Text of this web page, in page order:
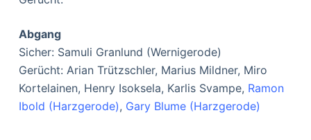
Abgang
Sicher: Samuli Granlund (Wernigerode)
Gerücht: Arian Trützschler, Marius Mildner, Miro
Kortelainen, Henry Isoksela, Karlis Svampe, Ramon
Ibold (Harzgerode), Gary Blume (Harzgerode)